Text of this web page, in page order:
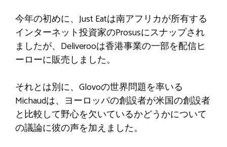
今年の初めに、Just Eatは南アフリカが所有する
インターネット投資家のProsusにスナップされ
ましたが、Deliverooは香港事業の一部を配信ヒ
ーローに販売しました。
それとは別に、Glovoの世界問題を率いる
Michaudは、ヨーロッパの創設者が米国の創設者
と比較して野心を欠いているかどうかについて
の議論に彼の声を加えました。